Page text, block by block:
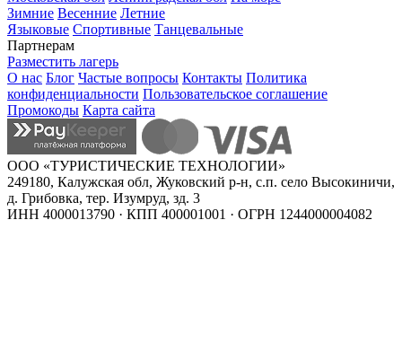
Зимние Весенние Летние
Языковые Спортивные Танцевальные
Партнерам
Разместить лагерь
О нас Блог Частые вопросы Контакты Политика
конфиденциальности Пользовательское соглашение
Промокоды Карта сайта
ООО «ТУРИСТИЧЕСКИЕ ТЕХНОЛОГИИ»
249180, Калужская обл, Жуковский р-н, с.п. село Высокиничи,
д. Грибовка, тер. Изумруд, зд. 3
ИНН 4000013790 · КПП 400001001 · ОГРН 1244000004082